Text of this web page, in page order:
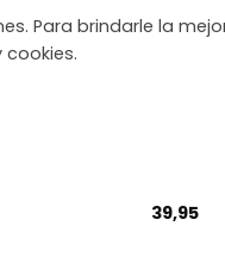
Para brindarle la
39,95